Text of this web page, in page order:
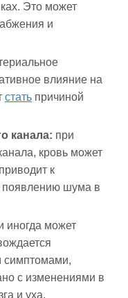
Это может
и
влияние на
стать причиной
канала: при
кровь может
к
шума в
иногда может
симптомами,
с изменениями в
и уха.